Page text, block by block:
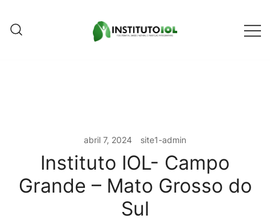
para
conteúdo
abril 7, 2024 site1-admin
Instituto IOL- Campo
Grande – Mato Grosso do
Sul